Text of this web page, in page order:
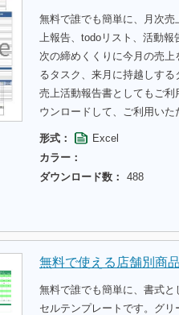
無料で誰でも簡単に、月次
上報告、todoリスト、活動
次の締めくくりに今月の売
るタスク、来月に持越しす
売上活動報告書としてもご
ウンロードして、ご利用いた
形式：
Excel
カラー：
ダウンロード数：
488
無料で使える店舗別商
無料で誰でも簡単に、書式
セルテンプレートです。グ